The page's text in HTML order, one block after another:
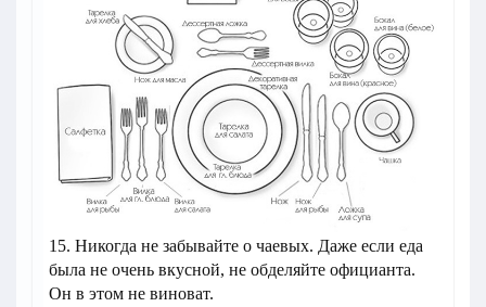
15. Никогда не забывайте о чаевых. Даже если еда
была не очень вкусной, не обделяйте официанта.
Он в этом не виноват.